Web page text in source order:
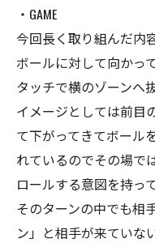
・GAME
今回長く取り組んだ内
ボールに対して向かっ
タッチで横のゾーンへ
イメージとしては前目
て下がってきてボール
れているのでその場で
ロールする意図を持っ
そのターンの中でも相
ン」と相手が来ていな